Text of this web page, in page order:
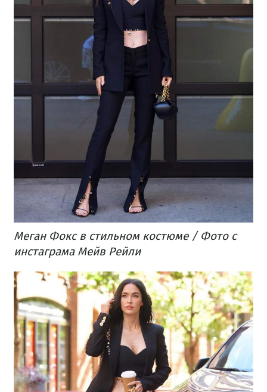
​Меган Фокс в стильном костюме / Фото с
инстаграма Мейв Рейли